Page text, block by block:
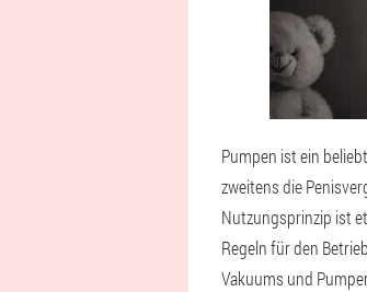
Pumpen ist ein
zweitens die
Nutzungsprinzip ist
Regeln für den
Vakuums und